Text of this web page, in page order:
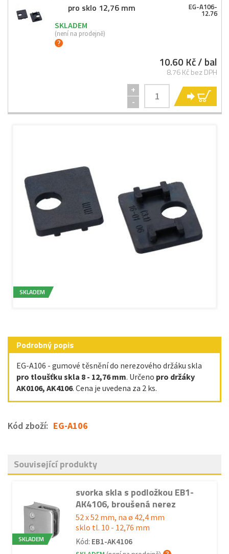
EG-A106-
12.76
pro sklo 12,76 mm
SKLADEM
(není na prodejně)
10.60 Kč/ bal
8.76 Kč bez DPH
+
-
SKLADEM
Podrobný popis
EG-A106 - gumové těsnění do nerezového držáku skla
pro tloušťku skla 8 - 12,76 mm. Určeno pro držáky
AK0106, AK4106. Cena je uvedena za 2 ks.
Kód zboží: EG-A106
Související produkty
SKLADEM
svorka skla s podložkou EB1-
AK4106, broušená nerez
52 x 52 mm, na ø 42,4 mm
sklo tl. 10 - 12,76 mm
Kód: EB1-AK4106